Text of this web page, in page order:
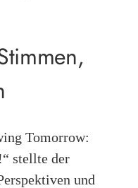
Tomorrow:
stellte der
und